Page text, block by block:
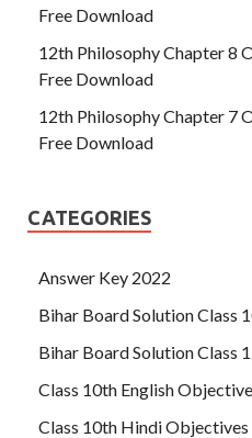
Free Download
12th Philosophy Chapter 8
Free Download
12th Philosophy Chapter 7
Free Download
CATEGORIES
Answer Key 2022
Bihar Board Solution Class
Bihar Board Solution Class
Class 10th English
Class 10th Hindi Objectives